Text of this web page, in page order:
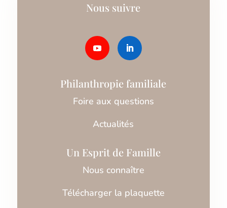
Nous suivre
Philanthropie familiale
Foire aux questions
Actualités
Un Esprit de Famille
Nous connaître
Télécharger la plaquette